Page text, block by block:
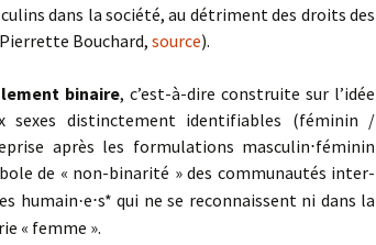
dans la société, au détriment des droits des
Bouchard, source).
binaire, c’est-à-dire construite sur l’idée
sexes distinctement identifiables (féminin /
après les formulations masculin⋅féminin
de « non-binarité » des communautés inter-
humain·e⋅s* qui ne se reconnaissent ni dans la
« femme ».